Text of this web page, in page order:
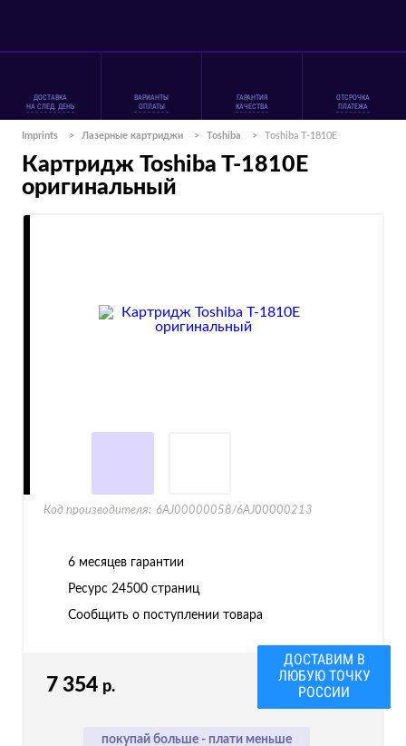
ДОСТАВКА
НА СЛЕД. ДЕНЬ
ВАРИАНТЫ
ОПЛАТЫ
ГАРАНТИЯ
КАЧЕСТВА
ОТСРОЧКА
ПЛАТЕЖА
Imprints > Лазерные картриджи > Toshiba > Toshiba T-1810E
Картридж Toshiba T-1810E
оригинальный
ДОСТАВИМ В
ЛЮБУЮ ТОЧКУ
РОССИИ
7 354 р.
покупай больше - плати меньше
Код производителя: 6AJ00000058/6AJ00000213
6 месяцев гарантии
Ресурс 24500 страниц
Сообщить о поступлении товара